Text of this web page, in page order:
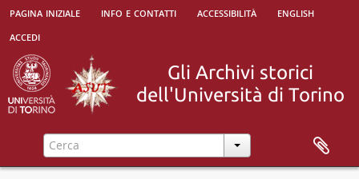
pagina iniziale info e contatti accessibilità
english
accedi